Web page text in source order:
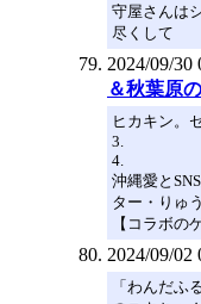
守屋さんは
尽くして
2024/09/30
＆秋葉原
ヒカキン。
3.
4.
沖縄愛と
ター・りゅ
【コラボの
2024/09/02
「わんだふ